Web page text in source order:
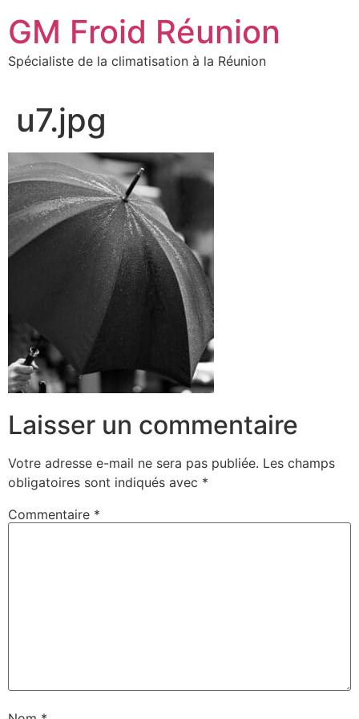
au
contenu
GM Froid Réunion
Spécialiste de la climatisation à la Réunion
u7.jpg
Laisser un commentaire
Votre adresse e-mail ne sera pas publiée. Les champs
obligatoires sont indiqués avec *
Commentaire *